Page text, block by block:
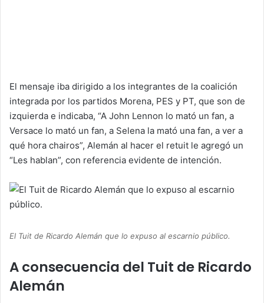
El mensaje iba dirigido a los integrantes de la coalición
integrada por los partidos Morena, PES y PT, que son de
izquierda e indicaba, “A John Lennon lo mató un fan, a
Versace lo mató un fan, a Selena la mató una fan, a ver a
qué hora chairos”, Alemán al hacer el retuit le agregó un
“Les hablan”, con referencia evidente de intención.
El Tuit de Ricardo Alemán que lo expuso al escarnio público.
A consecuencia del Tuit de Ricardo
Alemán